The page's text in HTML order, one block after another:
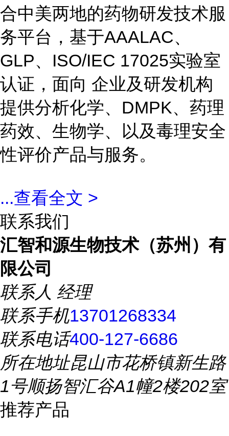
合中美两地的药物研发技术服
务平台，基于AAALAC、
GLP、ISO/IEC 17025实验室
认证，面向 企业及研发机构
提供分析化学、DMPK、药理
药效、生物学、以及毒理安全
性评价产品与服务。
...查看全文 >
联系我们
汇智和源生物技术（苏州）有
限公司
联系人 经理
联系手机13701268334
联系电话400-127-6686
所在地址昆山市花桥镇新生路
1号顺扬智汇谷A1幢2楼202室
推荐产品